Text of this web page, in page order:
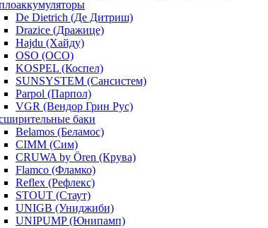
De Dietrich (Де Дитриш)
Drazice (Дражице)
Hajdu (Хайду)
OSO (ОСО)
KOSPEL (Коспел)
SUNSYSTEM (Сансистем)
Parpol (Парпол)
VGR (Вендор Грин Рус)
баки
Belamos (Беламос)
CIMM (Сим)
CRUWA by Ören (Крува)
Flamco (Фламко)
Reflex (Рефлекс)
STOUT (Стаут)
UNIGB (Униджиби)
UNIPUMP (Юнипамп)